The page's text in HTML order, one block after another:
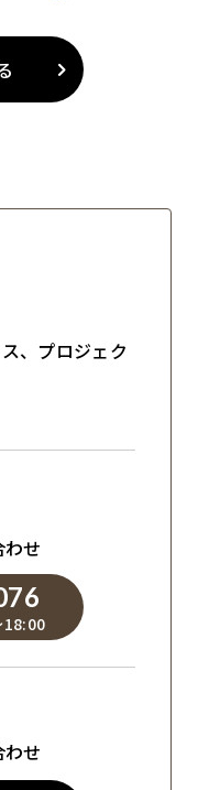
、プロジェク
せ
18:00
せ